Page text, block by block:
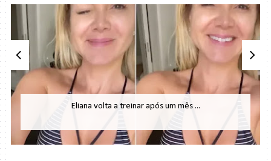
Eliana volta a treinar após um mês ...